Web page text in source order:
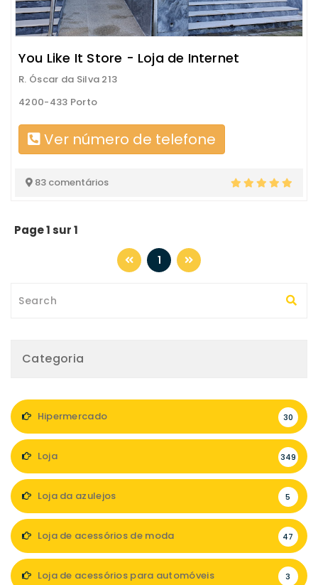
You Like It Store - Loja de Internet
R. Óscar da Silva 213
4200-433 Porto
Ver número de telefone
83 comentários
Page 1 sur 1
1
Categoria
Hipermercado 30
Loja 349
Loja da azulejos 5
Loja de acessórios de moda 47
Loja de acessórios para automóveis 3